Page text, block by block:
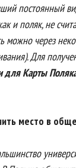
постоянный
и поляк, не
можно через
Для
для Карты
место в